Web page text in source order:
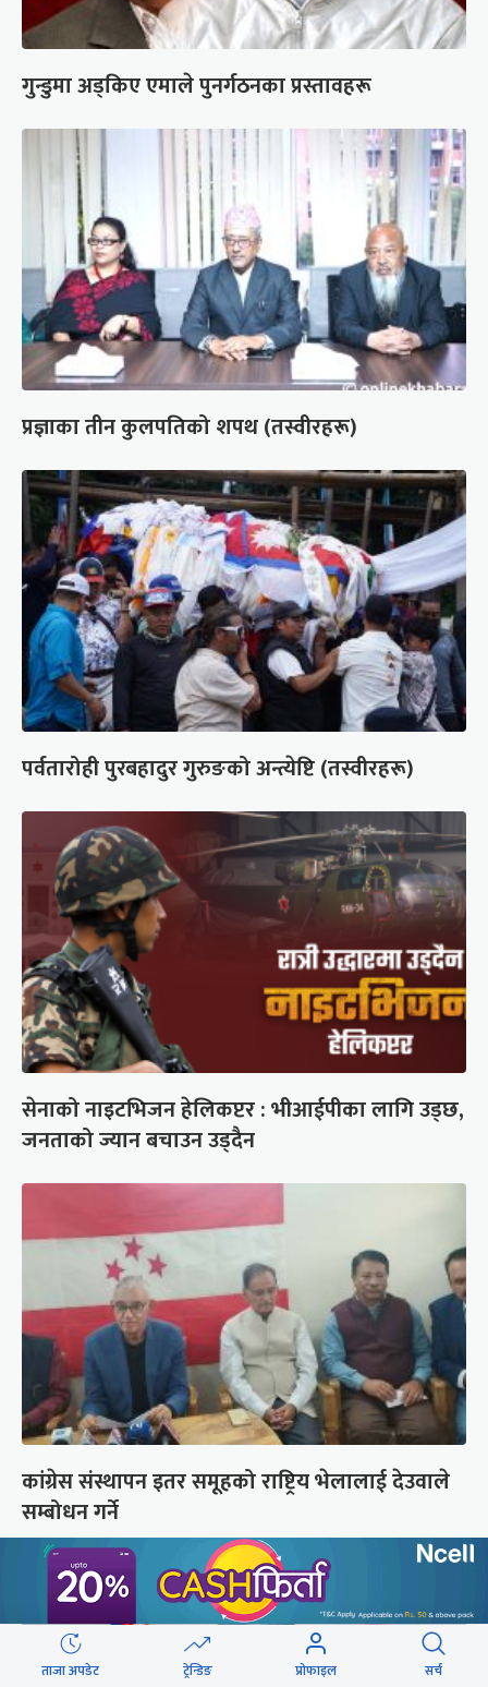
गुन्डुमा अड्किए एमाले पुनर्गठनका प्रस्तावहरू
प्रज्ञाका तीन कुलपतिको शपथ (तस्वीरहरू)
पर्वतारोही पुरबहादुर गुरुङको अन्त्येष्टि (तस्वीरहरू)
सेनाको नाइटभिजन हेलिकप्टर : भीआईपीका लागि उड्छ,
जनताको ज्यान बचाउन उड्दैन
कांग्रेस संस्थापन इतर समूहको राष्ट्रिय भेलालाई देउवाले
सम्बोधन गर्ने
ताजा अपडेट ट्रेन्डिङ प्रोफाइल सर्च